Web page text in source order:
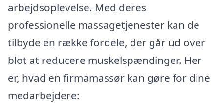
arbejdsoplevelse. Med deres
professionelle massagetjenester kan de
tilbyde en række fordele, der går ud over
blot at reducere muskelspændinger. Her
er, hvad en firmamassør kan gøre for dine
medarbejdere: